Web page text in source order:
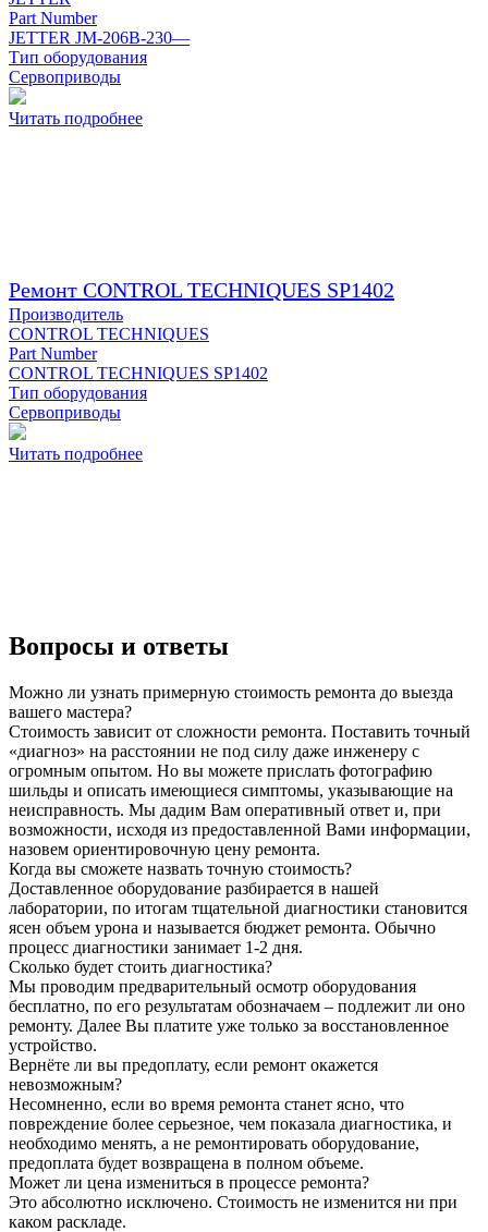
Part Number
JETTER JM-206B-230—
Тип оборудования
Сервоприводы
Читать подробнее
Ремонт CONTROL TECHNIQUES SP1402
Производитель
CONTROL TECHNIQUES
Part Number
CONTROL TECHNIQUES SP1402
Тип оборудования
Сервоприводы
Читать подробнее
Вопросы и ответы
Можно ли узнать примерную стоимость ремонта до выезда
вашего мастера?
Стоимость зависит от сложности ремонта. Поставить точный
«диагноз» на расстоянии не под силу даже инженеру с
огромным опытом. Но вы можете прислать фотографию
шильды и описать имеющиеся симптомы, указывающие на
неисправность. Мы дадим Вам оперативный ответ и, при
возможности, исходя из предоставленной Вами информации,
назовем ориентировочную цену ремонта.
Когда вы сможете назвать точную стоимость?
Доставленное оборудование разбирается в нашей
лаборатории, по итогам тщательной диагностики становится
ясен объем урона и называется бюджет ремонта. Обычно
процесс диагностики занимает 1-2 дня.
Сколько будет стоить диагностика?
Мы проводим предварительный осмотр оборудования
бесплатно, по его результатам обозначаем – подлежит ли оно
ремонту. Далее Вы платите уже только за восстановленное
устройство.
Вернёте ли вы предоплату, если ремонт окажется
невозможным?
Несомненно, если во время ремонта станет ясно, что
повреждение более серьезное, чем показала диагностика, и
необходимо менять, а не ремонтировать оборудование,
предоплата будет возвращена в полном объеме.
Может ли цена измениться в процессе ремонта?
Это абсолютно исключено. Стоимость не изменится ни при
каком раскладе.